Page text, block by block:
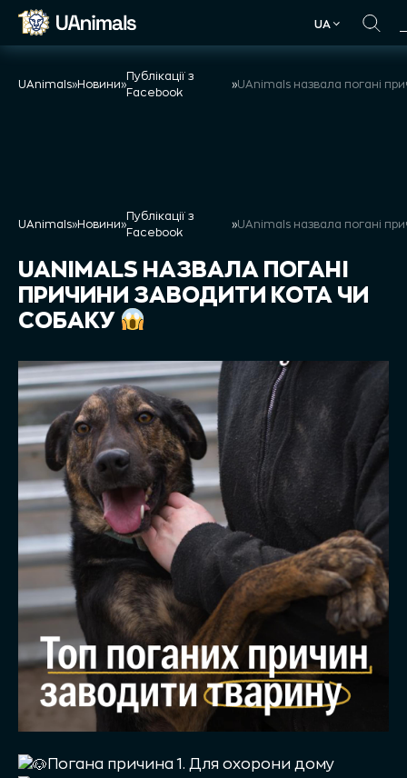
Skip
UA
UAnimals»Новини»
Публікації з
Facebook
»
UAnimals»Новини»
Публікації з
Facebook
»
UANIMALS НАЗВАЛА ПОГАНІ
ПРИЧИНИ ЗАВОДИТИ КОТА ЧИ
СОБАКУ
Погана причина 1. Для охорони дому